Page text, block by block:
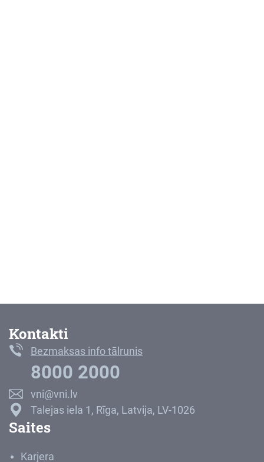
Kontakti
Bezmaksas info tālrunis
8000 2000
vni@vni.lv
Talejas iela 1, Rīga, Latvija, LV-1026
Saites
Karjera